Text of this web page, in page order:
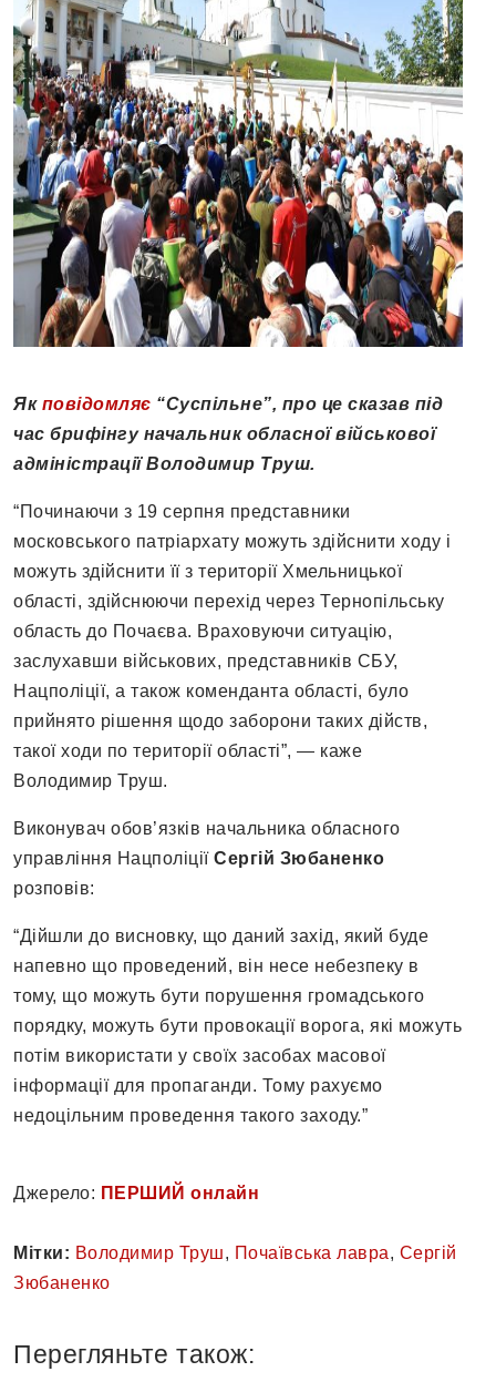
Як повідомляє “Суспільне”, про це сказав під
час брифінгу начальник обласної військової
адміністрації Володимир Труш.
“Починаючи з 19 серпня представники
московського патріархату можуть здійснити ходу і
можуть здійснити її з території Хмельницької
області, здійснюючи перехід через Тернопільську
область до Почаєва. Враховуючи ситуацію,
заслухавши військових, представників СБУ,
Нацполіції, а також коменданта області, було
прийнято рішення щодо заборони таких дійств,
такої ходи по території області”, — каже
Володимир Труш.
Виконувач обов’язків начальника обласного
управління Нацполіції Сергій Зюбаненко
розповів:
“Дійшли до висновку, що даний захід, який буде
напевно що проведений, він несе небезпеку в
тому, що можуть бути порушення громадського
порядку, можуть бути провокації ворога, які можуть
потім використати у своїх засобах масової
інформації для пропаганди. Тому рахуємо
недоцільним проведення такого заходу.”
Джерело: ПЕРШИЙ онлайн
Мітки: Володимир Труш, Почаївська лавра, Сергій
Зюбаненко
Перегляньте також: